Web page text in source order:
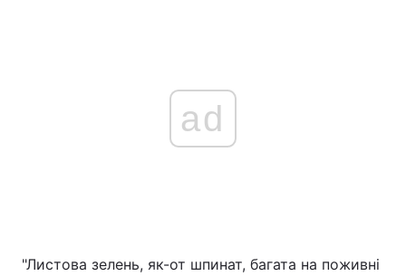
ad
"Листова зелень, як-от шпинат, багата на поживні